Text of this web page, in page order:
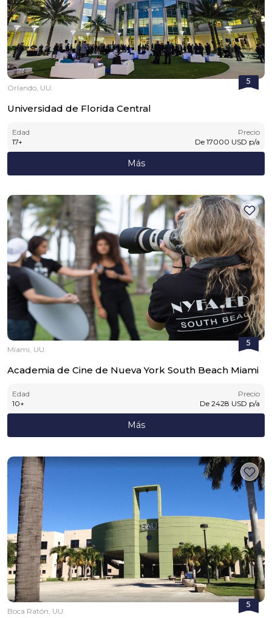
5
Orlando, UU.
Universidad de Florida Central
Edad
17+
Precio
De 17000 USD p/a
Más
5
Miami, UU.
Academia de Cine de Nueva York South Beach Miami
Edad
10+
Precio
De 2428 USD p/a
Más
5
Boca Ratón, UU.